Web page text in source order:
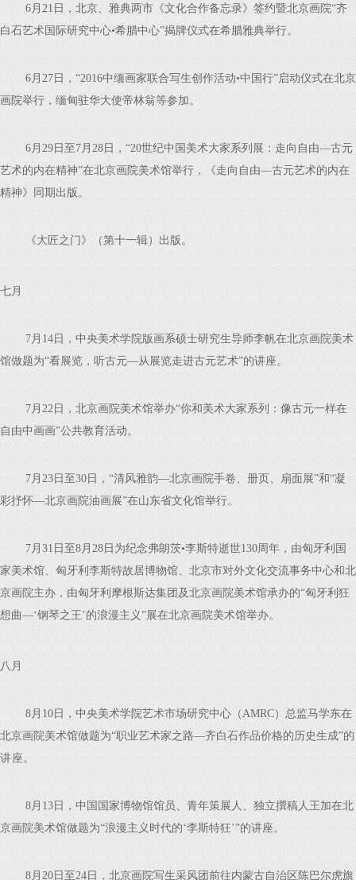
6月21日，北京、雅典两市《文化合作备忘录》签约暨北京画院“齐
白石艺术国际研究中心•希腊中心”揭牌仪式在希腊雅典举行。
6月27日，“2016中缅画家联合写生创作活动•中国行”启动仪式在北京
画院举行，缅甸驻华大使帝林翁等参加。
6月29日至7月28日，“20世纪中国美术大家系列展：走向自由—古元
艺术的内在精神”在北京画院美术馆举行，《走向自由—古元艺术的内在
精神》同期出版。
《大匠之门》（第十一辑）出版。
七月
7月14日，中央美术学院版画系硕士研究生导师李帆在北京画院美术
馆做题为“看展览，听古元—从展览走进古元艺术”的讲座。
7月22日，北京画院美术馆举办“你和美术大家系列：像古元一样在
自由中画画”公共教育活动。
7月23日至30日，“清风雅韵—北京画院手卷、册页、扇面展”和“凝
彩抒怀—北京画院油画展”在山东省文化馆举行。
7月31日至8月28日为纪念弗朗茨•李斯特逝世130周年，由匈牙利国
家美术馆、匈牙利李斯特故居博物馆、北京市对外文化交流事务中心和北
京画院主办，由匈牙利摩根斯达集团及北京画院美术馆承办的“匈牙利狂
想曲—‘钢琴之王’的浪漫主义”展在北京画院美术馆举办。
八月
8月10日，中央美术学院艺术市场研究中心（AMRC）总监马学东在
北京画院美术馆做题为“职业艺术家之路—齐白石作品价格的历史生成”的
讲 座。
8月13日，中国国家博物馆馆员、青年策展人、独立撰稿人王加在北
京画院美术馆做题为“浪漫主义时代的‘李斯特狂’”的讲座。
8月20日至24日，北京画院写生采风团前往内蒙古自治区陈巴尔虎旗